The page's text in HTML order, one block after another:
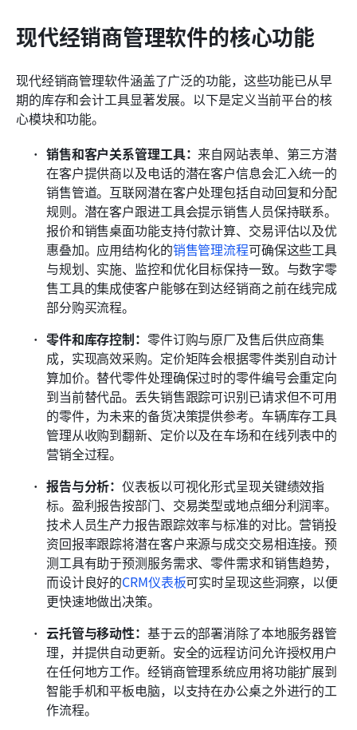
现代经销商管理软件的核心功能
现代经销商管理软件涵盖了广泛的功能，这些功能已从早
期的库存和会计工具显著发展。以下是定义当前平台的核
心模块和功能。
销售和客户关系管理工具： 来自网站表单、第三方潜
在客户提供商以及电话的潜在客户信息会汇入统一的
销售管道。互联网潜在客户处理包括自动回复和分配
规则。潜在客户跟进工具会提示销售人员保持联系。
报价和销售桌面功能支持付款计算、交易评估以及优
惠叠加。应用结构化的销售管理流程可确保这些工具
与规划、实施、监控和优化目标保持一致。与数字零
售工具的集成使客户能够在到达经销商之前在线完成
部分购买流程。
零件和库存控制： 零件订购与原厂及售后供应商集
成，实现高效采购。定价矩阵会根据零件类别自动计
算加价。替代零件处理确保过时的零件编号会重定向
到当前替代品。丢失销售跟踪可识别已请求但不可用
的零件，为未来的备货决策提供参考。车辆库存工具
管理从收购到翻新、定价以及在车场和在线列表中的
营销全过程。
报告与分析：仪表板以可视化形式呈现关键绩效指
标。盈利报告按部门、交易类型或地点细分利润率。
技术人员生产力报告跟踪效率与标准的对比。营销投
资回报率跟踪将潜在客户来源与成交交易相连接。预
测工具有助于预测服务需求、零件需求和销售趋势，
而设计良好的CRM仪表板可实时呈现这些洞察，以便
更快速地做出决策。
云托管与移动性： 基于云的部署消除了本地服务器管
理，并提供自动更新。安全的远程访问允许授权用户
在任何地方工作。经销商管理系统应用将功能扩展到
智能手机和平板电脑，以支持在办公桌之外进行的工
作流程。